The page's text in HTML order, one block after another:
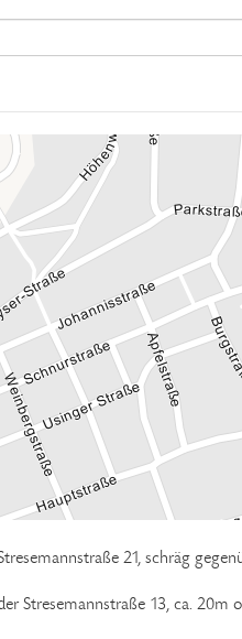
21, schräg
Stresemannstraße 13, ca. 20m